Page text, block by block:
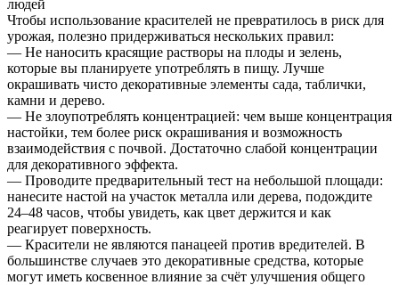
людей
Чтобы использование красителей не превратилось в риск для
урожая, полезно придерживаться нескольких правил:
— Не наносить красящие растворы на плоды и зелень,
которые вы планируете употреблять в пищу. Лучше
окрашивать чисто декоративные элементы сада, таблички,
камни и дерево.
— Не злоупотреблять концентрацией: чем выше концентрация
настойки, тем более риск окрашивания и возможность
взаимодействия с почвой. Достаточно слабой концентрации
для декоративного эффекта.
— Проводите предварительный тест на небольшой площади:
нанесите настой на участок металла или дерева, подождите
24–48 часов, чтобы увидеть, как цвет держится и как
реагирует поверхность.
— Красители не являются панацеей против вредителей. В
большинстве случаев это декоративные средства, которые
могут иметь косвенное влияние за счёт улучшения общего